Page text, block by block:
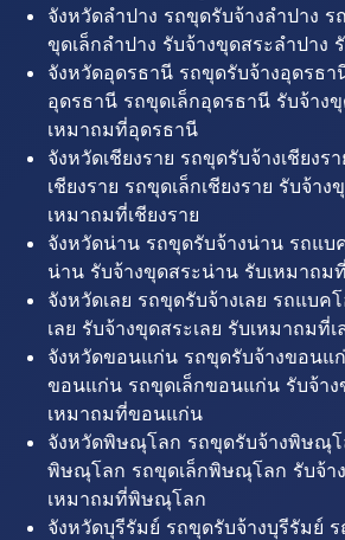
จังหวัดลำปาง รถขุดรับจ้างลำปาง ร
ขุดเล็กลำปาง รับจ้างขุดสระลำปาง
จังหวัดอุดรธานี รถขุดรับจ้างอุดรธา
อุดรธานี รถขุดเล็กอุดรธานี รับจ้าง
เหมาถมที่อุดรธานี
จังหวัดเชียงราย รถขุดรับจ้างเชียงร
เชียงราย รถขุดเล็กเชียงราย รับจ้าง
เหมาถมที่เชียงราย
จังหวัดน่าน รถขุดรับจ้างน่าน รถแบ
น่าน รับจ้างขุดสระน่าน รับเหมาถม
จังหวัดเลย รถขุดรับจ้างเลย รถแบค
เลย รับจ้างขุดสระเลย รับเหมาถมที่เ
จังหวัดขอนแก่น รถขุดรับจ้างขอนแ
ขอนแก่น รถขุดเล็กขอนแก่น รับจ้า
เหมาถมที่ขอนแก่น
จังหวัดพิษณุโลก รถขุดรับจ้างพิษณุโ
พิษณุโลก รถขุดเล็กพิษณุโลก รับจ้า
เหมาถมที่พิษณุโลก
จังหวัดบุรีรัมย์ รถขุดรับจ้างบุรีรัมย์